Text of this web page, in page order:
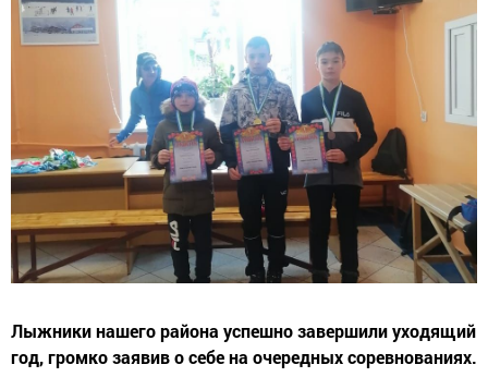
Лыжники нашего района успешно завершили уходящий
год, громко заявив о себе на очередных соревнованиях.